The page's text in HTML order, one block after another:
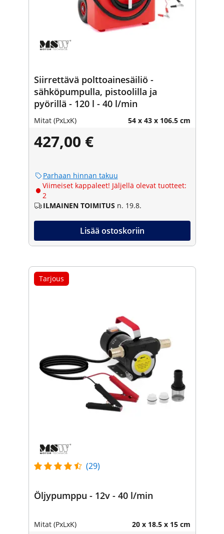
Siirrettävä polttoainesäiliö -
sähköpumpulla, pistoolilla ja
pyörillä - 120 l - 40 l/min
Mitat (PxLxK) 54 x 43 x 106.5 cm
427,00 €
Parhaan hinnan takuu
Viimeiset kappaleet! Jäljellä olevat tuotteet:
2
ILMAINEN TOIMITUS n. 19.8.
Lisää ostoskoriin
Tarjous
(29)
Öljypumppu - 12v - 40 l/min
Mitat (PxLxK) 20 x 18.5 x 15 cm